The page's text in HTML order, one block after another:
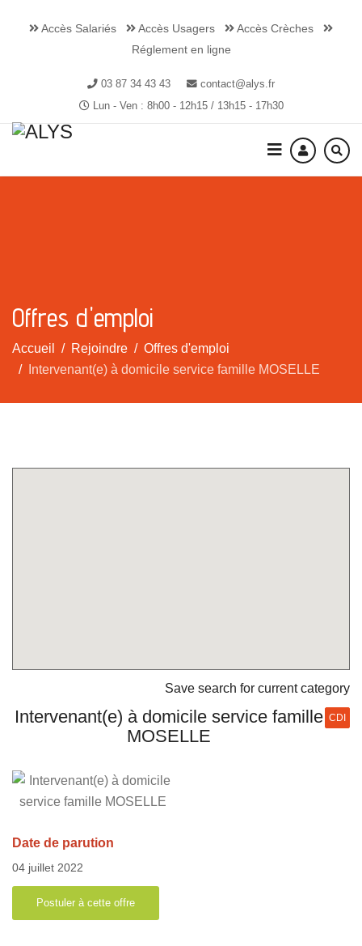
Accès Salariés Accès Usagers
Accès Crèches
Réglement en ligne
03 87 34 43 43
contact@alys.fr
Lun - Ven : 8h00 - 12h15 / 13h15 - 17h30
Offres d'emploi
Accueil Rejoindre
Offres d'emploi
Intervenant(e) à domicile service famille MOSELLE
Save search for current category
Intervenant(e) à domicile service famille
MOSELLE
CDI
Date de parution
04 juillet 2022
Postuler à cette offre